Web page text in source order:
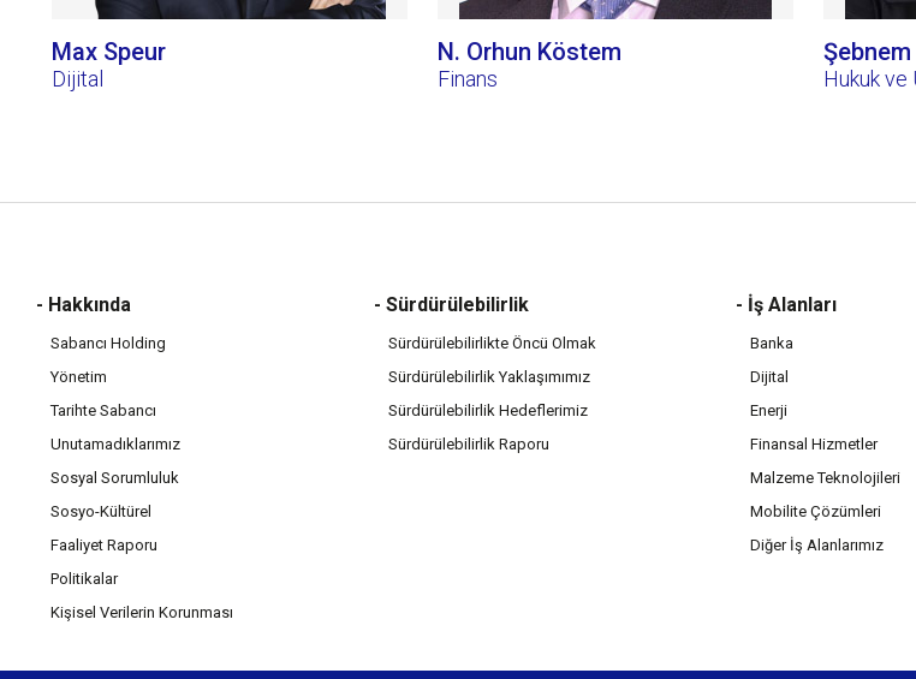
Max Speur
Dijital
N. Orhun Köstem
Finans Hukuk ve
- Hakkında
Sabancı Holding
Yönetim
Tarihte Sabancı
Unutamadıklarımız
Sosyal Sorumluluk
Sosyo-Kültürel
Faaliyet Raporu
Politikalar
Kişisel Verilerin Korunması
- Sürdürülebilirlik
Sürdürülebilirlikte Öncü Olmak
Sürdürülebilirlik Yaklaşımımız
Sürdürülebilirlik Hedeflerimiz
Sürdürülebilirlik Raporu
- İş Alanları
Banka
Dijital
Enerji
Finansal Hizmetler
Malzeme Teknolojileri
Mobilite Çözümleri
Diğer İş Alanlarımız